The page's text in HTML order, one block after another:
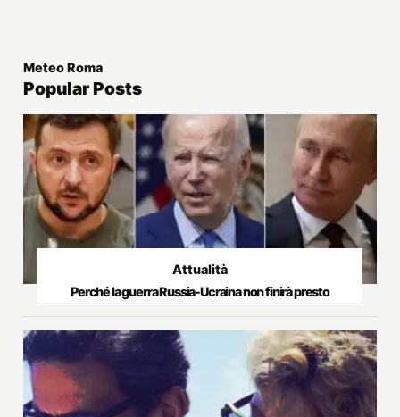
Meteo Roma
Popular Posts
Attualità
Perché la guerra Russia-Ucraina non finirà presto